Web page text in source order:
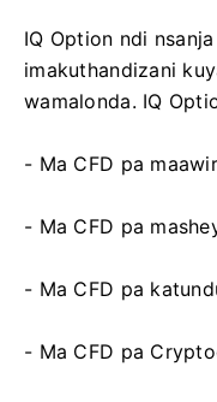
IQ Option ndi
imakuthandizani
wamalonda. IQ
- Ma CFD pa
- Ma CFD pa
- Ma CFD pa
- Ma CFD pa